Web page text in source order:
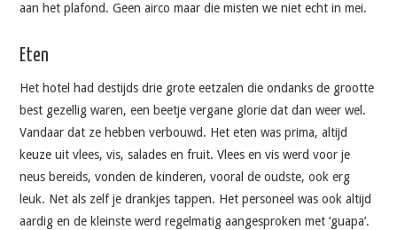
aan het plafond. Geen airco maar die misten we niet echt in mei.
Eten
Het hotel had destijds drie grote eetzalen die ondanks de grootte
best gezellig waren, een beetje vergane glorie dat dan weer wel.
Vandaar dat ze hebben verbouwd. Het eten was prima, altijd
keuze uit vlees, vis, salades en fruit. Vlees en vis werd voor je
neus bereids, vonden de kinderen, vooral de oudste, ook erg
leuk. Net als zelf je drankjes tappen. Het personeel was ook altijd
aardig en de kleinste werd regelmatig aangesproken met ‘guapa’.